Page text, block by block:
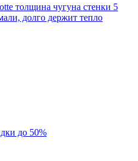
толщина чугуна стенки 5
долго держит тепло
до 50%